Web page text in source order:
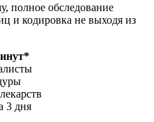
полное обследование
и кодировка не выходя из
3 дня